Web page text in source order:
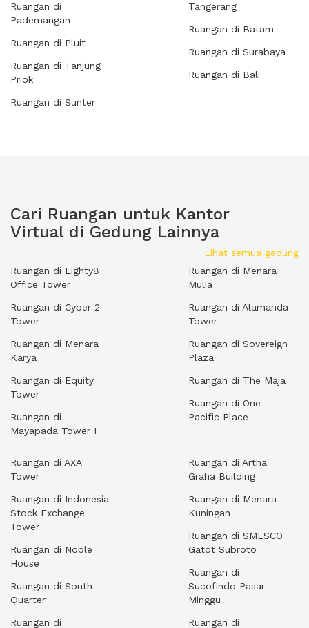
Ruangan di
Pademangan
Ruangan di Pluit
Ruangan di Tanjung
Priok
Ruangan di Sunter
Tangerang
Ruangan di Batam
Ruangan di Surabaya
Ruangan di Bali
Cari Ruangan untuk Kantor
Virtual di Gedung Lainnya
Lihat semua gedung
Ruangan di Eighty8
Office Tower
Ruangan di Cyber 2
Tower
Ruangan di Menara
Karya
Ruangan di Equity
Tower
Ruangan di
Mayapada Tower I
Ruangan di Menara
Mulia
Ruangan di Alamanda
Tower
Ruangan di Sovereign
Plaza
Ruangan di The Maja
Ruangan di One
Pacific Place
Ruangan di AXA
Tower
Ruangan di Indonesia
Stock Exchange
Tower
Ruangan di Noble
House
Ruangan di South
Quarter
Ruangan di
Ruangan di Artha
Graha Building
Ruangan di Menara
Kuningan
Ruangan di SMESCO
Gatot Subroto
Ruangan di
Sucofindo Pasar
Minggu
Ruangan di